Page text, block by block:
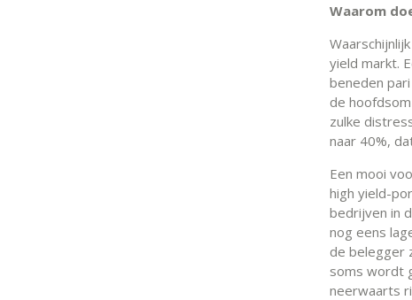
Waarom
yield markt.
beneden
de
zulke
naar 40%,
Een mooi
high yield-
bedrijven in
nog eens
de belegger
soms wordt
neerwaarts